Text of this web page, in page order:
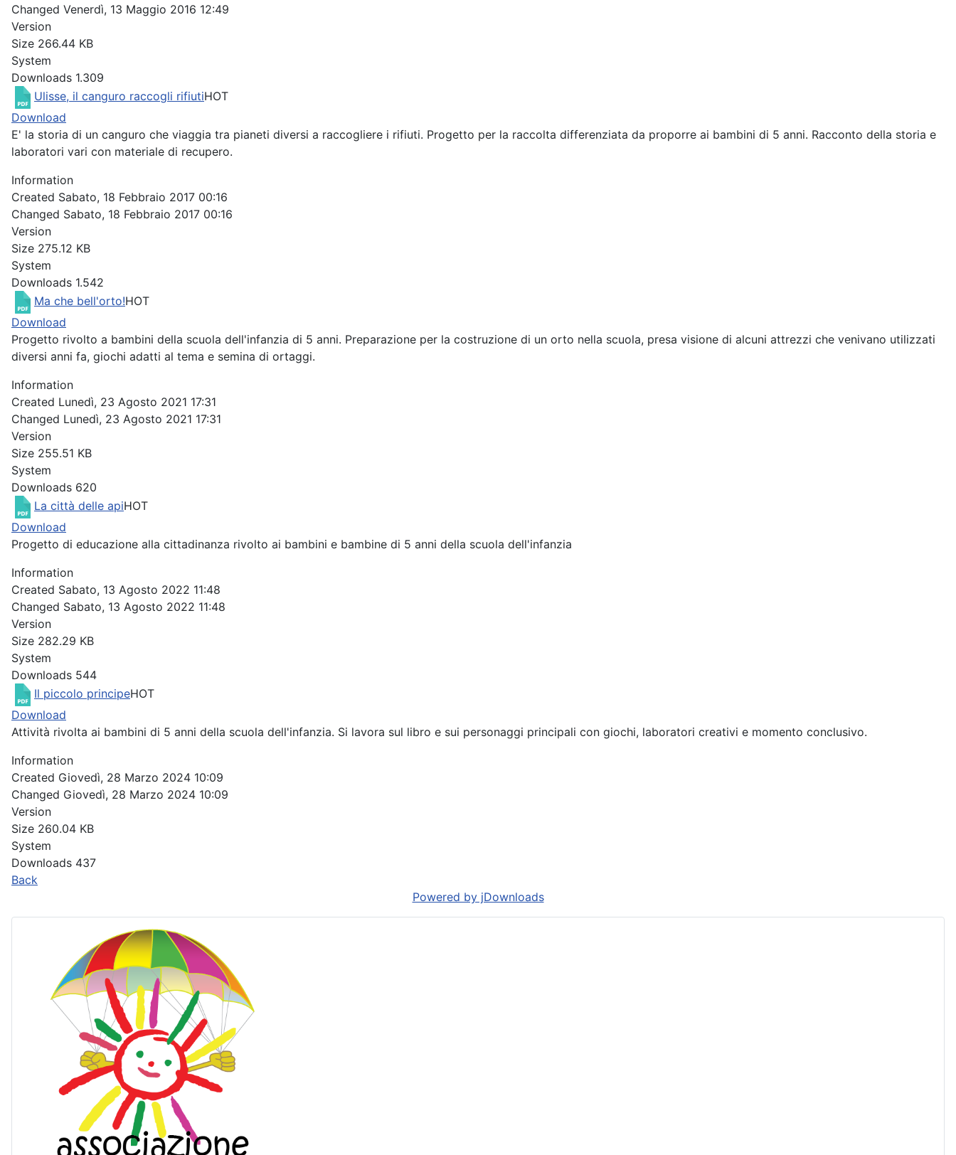
Changed Venerdì, 13 Maggio 2016 12:49
Version
Size 266.44 KB
System
Downloads 1.309
Ulisse, il canguro raccogli rifiutiHOT
Download
E' la storia di un canguro che viaggia tra pianeti diversi a raccogliere i rifiuti. Progetto per la raccolta differenziata da proporre ai bambini di 5 anni. Racconto della storia e
laboratori vari con materiale di recupero.
Information
Created Sabato, 18 Febbraio 2017 00:16
Changed Sabato, 18 Febbraio 2017 00:16
Version
Size 275.12 KB
System
Downloads 1.542
Ma che bell'orto!HOT
Download
Progetto rivolto a bambini della scuola dell'infanzia di 5 anni. Preparazione per la costruzione di un orto nella scuola, presa visione di alcuni attrezzi che venivano utilizzati
diversi anni fa, giochi adatti al tema e semina di ortaggi.
Information
Created Lunedì, 23 Agosto 2021 17:31
Changed Lunedì, 23 Agosto 2021 17:31
Version
Size 255.51 KB
System
Downloads 620
La città delle apiHOT
Download
Progetto di educazione alla cittadinanza rivolto ai bambini e bambine di 5 anni della scuola dell'infanzia
Information
Created Sabato, 13 Agosto 2022 11:48
Changed Sabato, 13 Agosto 2022 11:48
Version
Size 282.29 KB
System
Downloads 544
Il piccolo principeHOT
Download
Attività rivolta ai bambini di 5 anni della scuola dell'infanzia. Si lavora sul libro e sui personaggi principali con giochi, laboratori creativi e momento conclusivo.
Information
Created Giovedì, 28 Marzo 2024 10:09
Changed Giovedì, 28 Marzo 2024 10:09
Version
Size 260.04 KB
System
Downloads 437
Back
Powered by jDownloads